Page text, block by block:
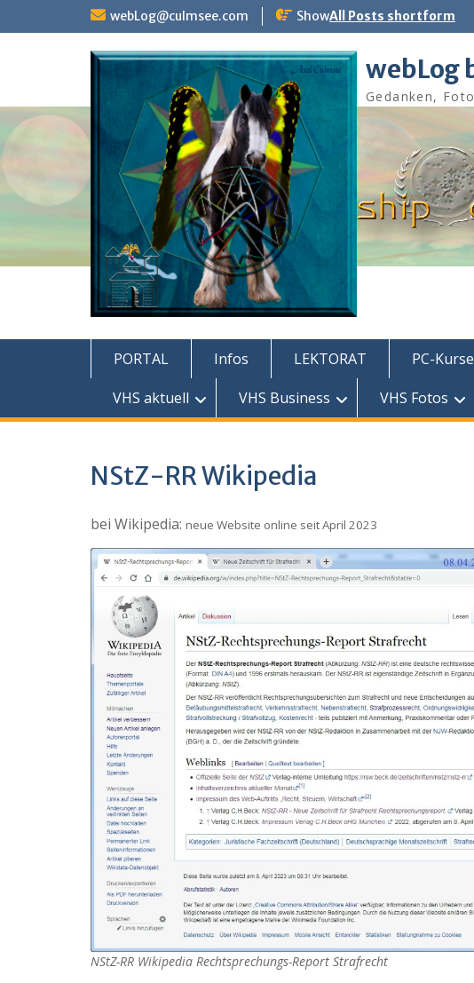
webLog@culmsee.com ShowAll Posts shortform
webLog
Gedanken,
PORTAL Infos LEKTORAT PC-Kurse
VHS aktuell
VHS Business VHS Fotos
NStZ-RR Wikipedia
bei Wikipedia: neue Website online seit April 2023
NStZ-RR Wikipedia Rechtsprechungs-Report Strafrecht